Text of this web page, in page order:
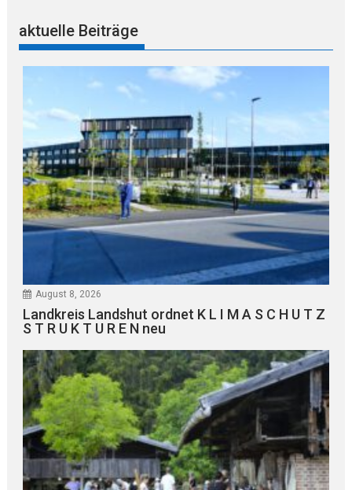
aktuelle Beiträge
August 8, 2026
Landkreis Landshut ordnet K L I M A S C H U T Z
S T R U K T U R E N neu